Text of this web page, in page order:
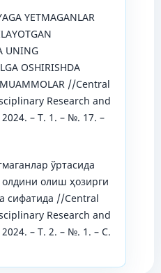
YETMAGANLAR
UNING
OSHIRISHDA
MUAMMOLAR //Central
Research and
– Т. 1. – №. 17. –
ўртасида
олдини олиш ҳозирги
сифатида //Central
Research and
– Т. 2. – №. 1. – С.